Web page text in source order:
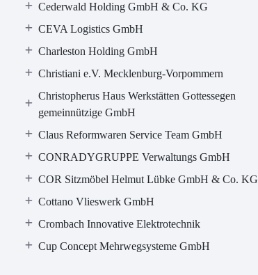
Cederwald Holding GmbH & Co. KG
CEVA Logistics GmbH
Charleston Holding GmbH
Christiani e.V. Mecklenburg-Vorpommern
Christopherus Haus Werkstätten Gottessegen
gemeinnützige GmbH
Claus Reformwaren Service Team GmbH
CONRADYGRUPPE Verwaltungs GmbH
COR Sitzmöbel Helmut Lübke GmbH & Co. KG
Cottano Vlieswerk GmbH
Crombach Innovative Elektrotechnik
Cup Concept Mehrwegsysteme GmbH